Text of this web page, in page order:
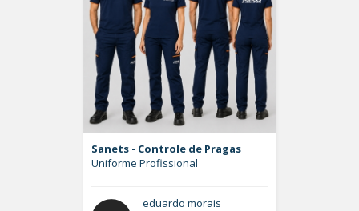
Sanets - Controle de Pragas
Uniforme Profissional
eduardo morais